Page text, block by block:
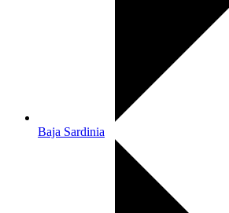
Baja Sardinia